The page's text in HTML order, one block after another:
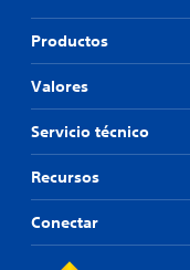
Productos
Valores
Servicio técnico
Recursos
Conectar